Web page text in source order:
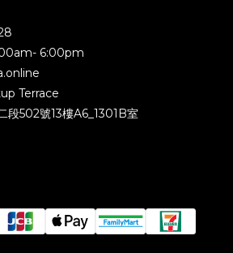
6:00pm
Terrace
段502號13樓A6_1301B室